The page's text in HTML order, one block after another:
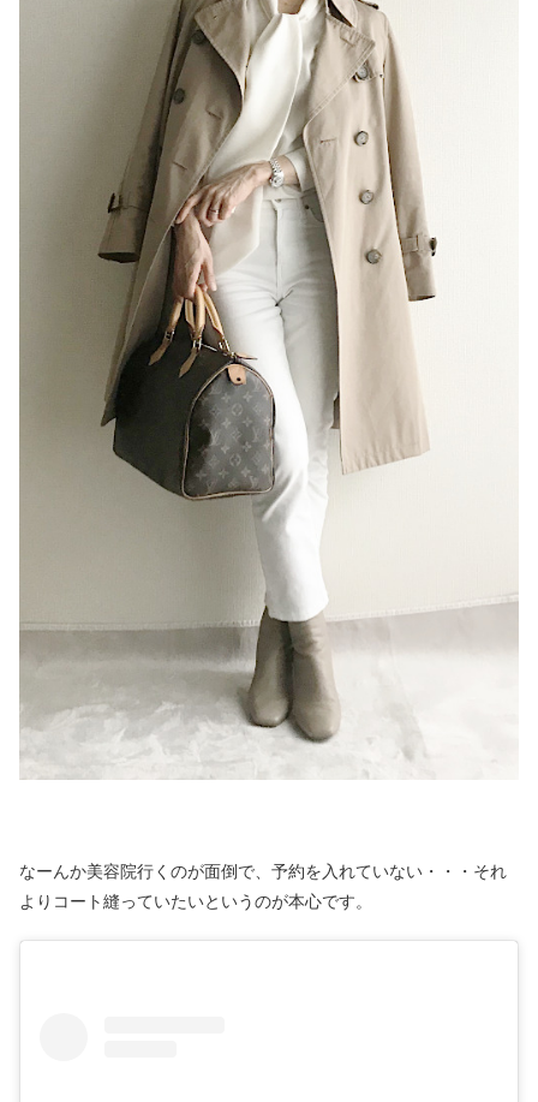
なーんか美容院行くのが面倒で、予約を入れていない・・・それ
よりコート縫っていたいというのが本心です。